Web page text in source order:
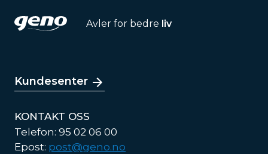
Avler for bedre liv
Kundesenter
KONTAKT OSS
Telefon: 95 02 06 00
Epost: post@geno.no